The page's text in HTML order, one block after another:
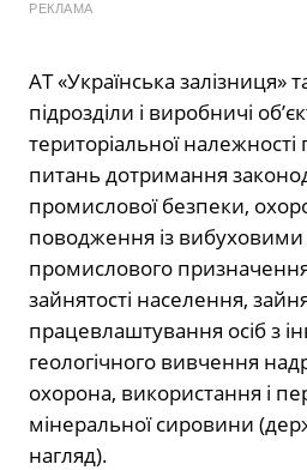
РЕКЛАМА
АТ «Українська залізниця»
підрозділи і виробничі
територіальної
питань дотримання
промислової безпеки,
поводження із
промислового призначення,
зайнятості населення,
працевлаштування осіб з
геологічного вивчення
охорона, використання і
мінеральної сировини
нагляд).